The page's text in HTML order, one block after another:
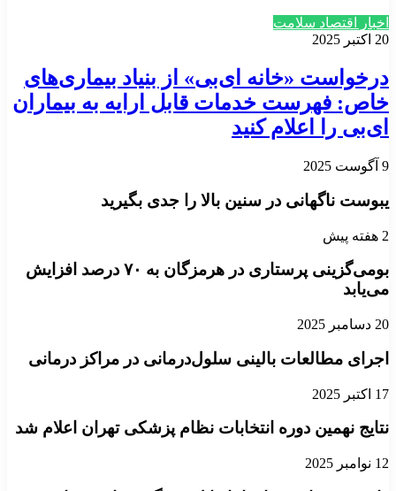
اخبار اقتصاد سلامت
20 اکتبر 2025
درخواست «خانه ای‌بی» از بنیاد بیماری‌های
خاص: فهرست خدمات قابل ارایه به بیماران
ای‌بی را اعلام کنید
9 آگوست 2025
یبوست ناگهانی در سنین بالا را جدی بگیرید
2 هفته پیش
بومی‌گزینی پرستاری در هرمزگان به ۷۰ درصد افزایش
می‌یابد
20 دسامبر 2025
اجرای مطالعات بالینی سلول‌درمانی در مراکز درمانی
17 اکتبر 2025
نتایج نهمین دوره انتخابات نظام پزشکی تهران اعلام شد
12 نوامبر 2025